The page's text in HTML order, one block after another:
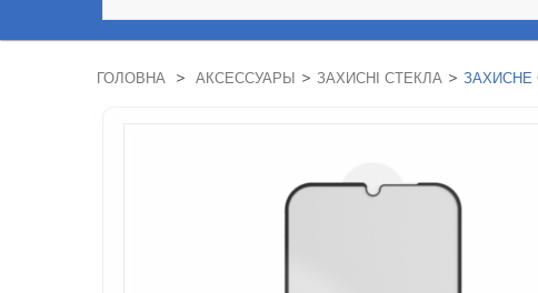
ГОЛОВНА > АКСЕССУАРЫ > ЗАХИСНІ СТЕКЛА > ЗАХИСНЕ